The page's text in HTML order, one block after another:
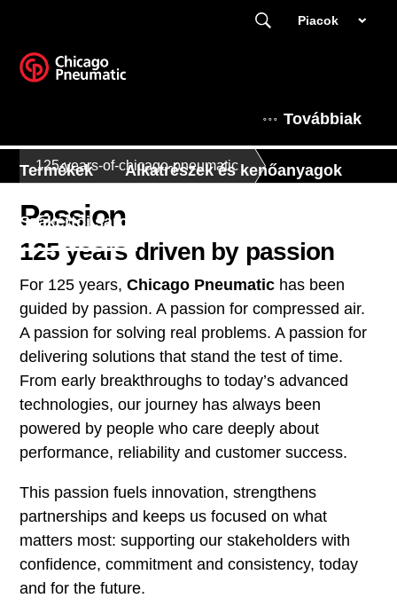
Piacok
Továbbiak
Termékek Alkatrészek és kenőanyagok
Szakértői sarok
125-years-of-chicago-pneumatic
Passion
125 years driven by passion
For 125 years, Chicago Pneumatichas been
guided by passion. A passion for compressed air.
A passion for solving real problems. A passion for
delivering solutions that stand the test of time.
From early breakthroughs to today’s advanced
technologies, our journey has always been
powered by people who care deeply about
performance, reliability and customer success.
This passion fuels innovation, strengthens
partnerships and keeps us focused on what
matters most: supporting our stakeholders with
confidence, commitment and consistency, today
and for the future.